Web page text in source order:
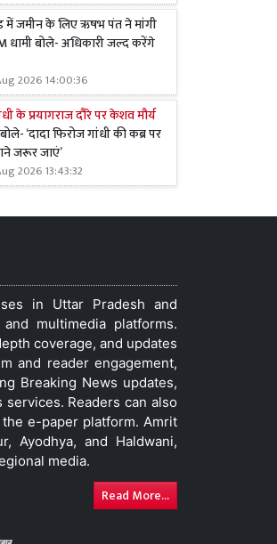
में जमीन के लिए ऋषभ पंत ने मांगी
धामी बोले- अधिकारी जल्द करेंगे
2026 14:00:36
के प्रयागराज दौरे पर केशव मौर्य
बोले- ‘दादा फिरोज गांधी की कब्र पर
जरूर जाएं’
2026 13:43:32
in Uttar Pradesh and
multimedia platforms.
coverage, and updates
and reader engagement,
Breaking News updates,
Readers can also
e-paper platform. Amrit
Ayodhya, and Haldwani,
media.
Read More...